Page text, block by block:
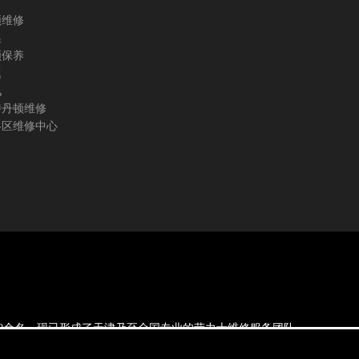
修
养
顿维修
维修中心
名，现已形成了天津乃至全国专业的劳力士维修服务团队。